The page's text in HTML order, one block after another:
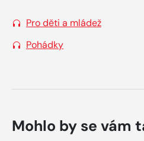
Pro děti a mládež
Pohádky
Mohlo by se vám